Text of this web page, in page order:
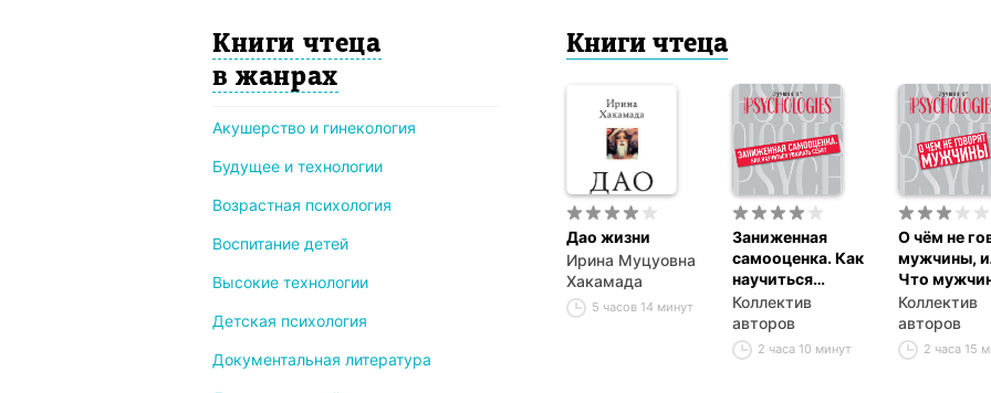
Книги чтеца
в жанрах
Акушерство и гинекология
Будущее и технологии
Возрастная психология
Воспитание детей
Высокие технологии
Детская психология
Документальная литература
Книги чтеца
Дао жизни
Ирина Муцуовна
Хакамада
5 часов 14 минут
Заниженная
самооценка. Как
научиться
уважать себя?
Коллектив
авторов
2 часа 10 минут
О чём не
мужчины,
Что
хотят от
отношений
самом деле
Коллектив
авторов
2 часа 15